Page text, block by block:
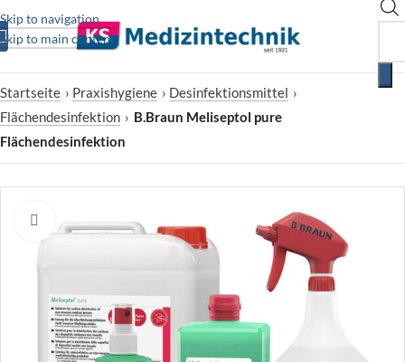
Skip to navigation
Skip to main content
Startseite › Praxishygiene › Desinfektionsmittel ›
Flächendesinfektion › B.Braun Meliseptol pure
Flächendesinfektion
Zum Vergrößern klicken